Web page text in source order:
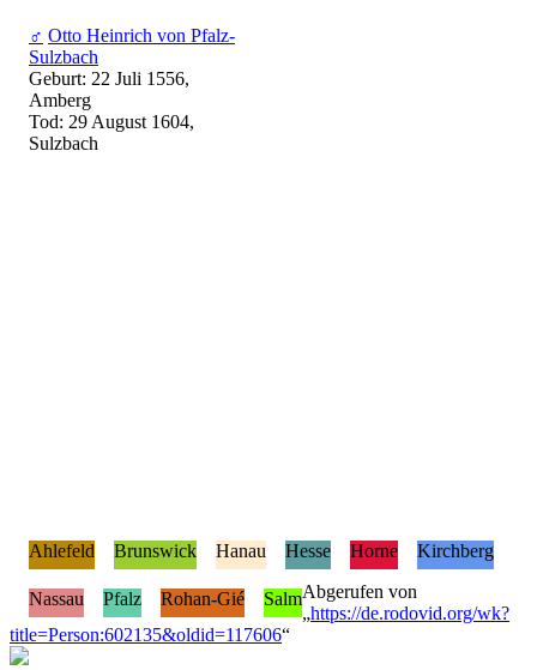
♂ Otto Heinrich von Pfalz-
Sulzbach
Geburt: 22 Juli 1556,
Amberg
Tod: 29 August 1604,
Sulzbach
Ahlefeld Brunswick Hanau Hesse Horne Kirchberg
Nassau Pfalz Rohan-Gié SalmAbgerufen von
„https://de.rodovid.org/wk?
title=Person:602135&oldid=117606“